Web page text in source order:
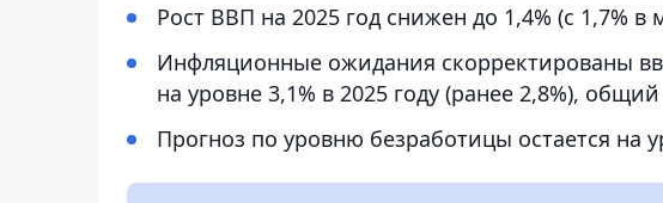
Рост ВВП на 2025 год снижен до 1,4% (с 1,7% в
Инфляционные ожидания скорректированы
на уровне 3,1% в 2025 году (ранее 2,8%), общий
Прогноз по уровню безработицы остается на